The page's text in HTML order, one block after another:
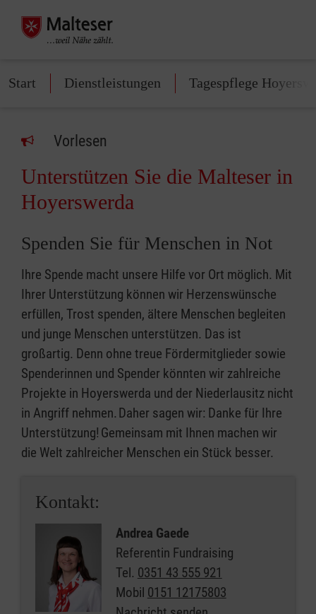
Start Dienstleistungen Tagespflege
Vorlesen
Unterstützen Sie die Malteser in
Hoyerswerda
Spenden Sie für Menschen in Not
Ihre Spende macht unsere Hilfe vor Ort möglich. Mit
Ihrer Unterstützung können wir Herzenswünsche
erfüllen, Trost spenden, ältere Menschen begleiten
und junge Menschen unterstützen. Das ist
großartig. Denn ohne treue Fördermitglieder sowie
Spenderinnen und Spender könnten wir zahlreiche
Projekte in Hoyerswerda und der Niederlausitz nicht
in Angriff nehmen. Daher sagen wir: Danke für Ihre
Unterstützung! Gemeinsam mit Ihnen machen wir
die Welt zahlreicher Menschen ein Stück besser.
Kontakt:
Andrea Gaede
Referentin Fundraising
Tel. 0351 43 555 921
Mobil 0151 12175803